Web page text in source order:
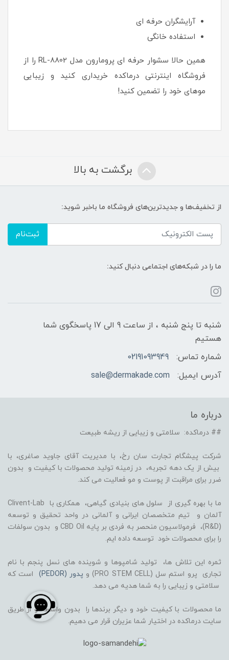
آرایشگران حرفه ای
استفاده خانگی
همین حالا سشوار حرفه ای پرومارون مدل RL-8802 را از
فروشگاه اینترنتی درماکده خریداری کنید و زیبایی
موهای خود را تضمین کنید!
برگشت به بالا
از تخفیف‌ها و جدیدترین‌های فروشگاه ما باخبر شوید:
ثبت‌نام
ما را در شبکه‌های اجتماعی دنبال کنید:
شنبه تا پنج شنبه ، از ساعت 9 الی 17 پاسخگوی شما
هستیم
شماره تماس:
02191093949
آدرس ایمیل:
sale@dermakade.com
درباره ما
## درماکده: سلامتی و زیبایی از ریشه طبیعت
شرکت پیشگام تجارت سان رخ، با مدیریت آقای جاوید صاغری، با
بیش از یک دهه تجربه، در زمینه تولید محصولات با کیفیت و بدون
ضرر برای مراقبت از پوست و مو فعالیت می کند.
ما با بهره گیری از سلول های بنیادی گیاهی، همکاری با Clivent-Lab
آلمان و تیم متخصصان ایرانی و آلمانی در واحد تحقیق و توسعه
(R&D)، فرمولاسیون منحصر به فردی بر پایه CBD Oil و بدون سولفات
را برای محصولات خود توسعه داده ایم.
ثمره این تلاش ها، تولید شامپوها و شوینده های نسل پنجم با نام
تجاری پرو استم سل (PRO STEM CELL) و
پدور (PEDOR)
است که
سلامتی و زیبایی را به شما هدیه می دهد.
ما محصولات با کیفیت خود و دیگر برندها را بدون واسطه و از طریق
سایت درماکده در اختیار شما عزیران قرار می دهیم.